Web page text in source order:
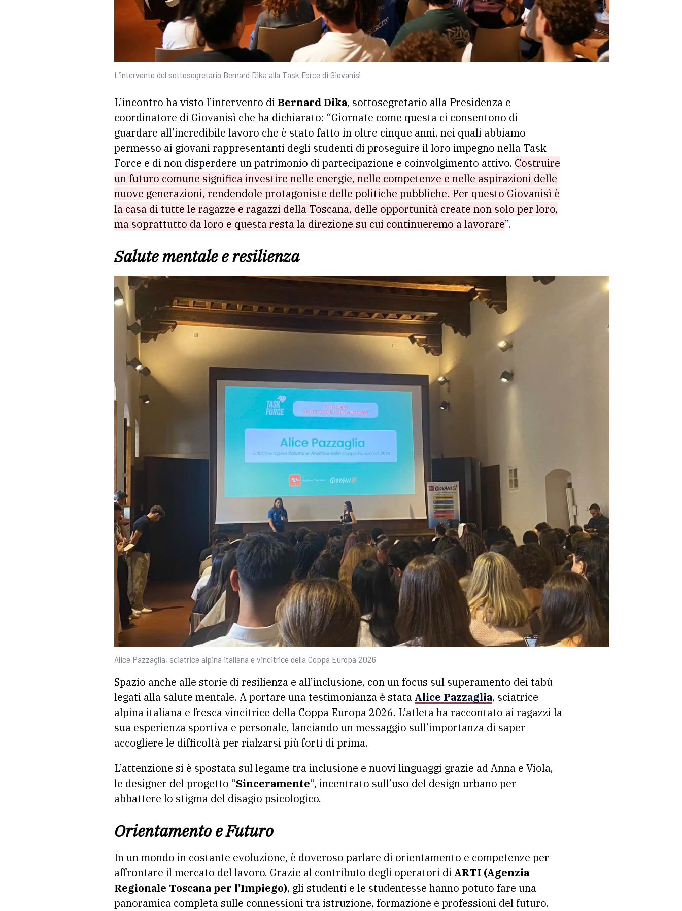
L’intervento del sottosegretario Bernard Dika alla Task Force di Giovanisì
L’incontro ha visto l’intervento di Bernard Dika, sottosegretario alla Presidenza e
coordinatore di Giovanisì che ha dichiarato: “Giornate come questa ci consentono di
guardare all’incredibile lavoro che è stato fatto in oltre cinque anni, nei quali abbiamo
permesso ai giovani rappresentanti degli studenti di proseguire il loro impegno nella Task
Force e di non disperdere un patrimonio di partecipazione e coinvolgimento attivo. Costruire
un futuro comune significa investire nelle energie, nelle competenze e nelle aspirazioni delle
nuove generazioni, rendendole protagoniste delle politiche pubbliche. Per questo Giovanisì è
la casa di tutte le ragazze e ragazzi della Toscana, delle opportunità create non solo per loro,
ma soprattutto da loro e questa resta la direzione su cui continueremo a lavorare”.
Salute mentale e resilienza
Alice Pazzaglia, sciatrice alpina italiana e vincitrice della Coppa Europa 2026
Spazio anche alle storie di resilienza e all’inclusione, con un focus sul superamento dei tabù
legati alla salute mentale. A portare una testimonianza è stata Alice Pazzaglia, sciatrice
alpina italiana e fresca vincitrice della Coppa Europa 2026. L’atleta ha raccontato ai ragazzi la
sua esperienza sportiva e personale, lanciando un messaggio sull’importanza di saper
accogliere le difficoltà per rialzarsi più forti di prima.
L’attenzione si è spostata sul legame tra inclusione e nuovi linguaggi grazie ad Anna e Viola,
le designer del progetto “Sinceramente“, incentrato sull’uso del design urbano per
abbattere lo stigma del disagio psicologico.
Orientamento e Futuro
In un mondo in costante evoluzione, è doveroso parlare di orientamento e competenze per
affrontare il mercato del lavoro. Grazie al contributo degli operatori di ARTI (Agenzia
Regionale Toscana per l’Impiego), gli studenti e le studentesse hanno potuto fare una
panoramica completa sulle connessioni tra istruzione, formazione e professioni del futuro.